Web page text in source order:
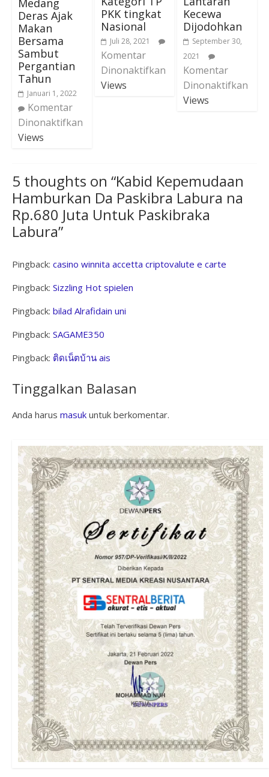
Medang
Deras Ajak
Makan
Bersama
Sambut
Pergantian
Tahun
Januari 1, 2022
Komentar
Dinonaktifkan
Views
PKK tingkat
Nasional
Juli 28, 2021
Komentar
Dinonaktifkan
Views
Kecewa
Dijodohkan
September 30,
2021
Komentar
Dinonaktifkan
Views
5 thoughts on “Kabid Kepemudaan
Hamburkan Da Paskibra Labura na
Rp.680 Juta Untuk Paskibraka
Labura”
Pingback: casino winnita accetta criptovalute e carte
Pingback: Sizzling Hot spielen
Pingback: bilad Alrafidain uni
Pingback: SAGAME350
Pingback: ติดเน็ตบ้าน ais
Tinggalkan Balasan
Anda harus masukuntuk berkomentar.